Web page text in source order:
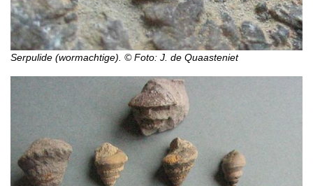
Serpulide (wormachtige). © Foto: J. de Quaasteniet